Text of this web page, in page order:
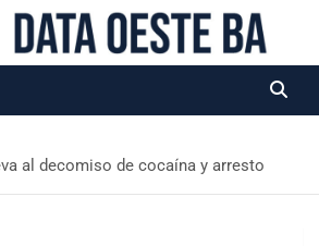
BA
al decomiso de cocaína y arresto